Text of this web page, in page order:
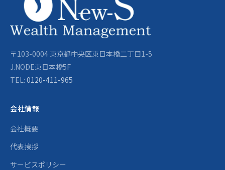
〒103-0004 東京都中央区東日本橋二丁目1-5
J.NODE東日本橋5F
TEL: 0120-411-965
会社情報
会社概要
代表挨拶
サービスポリシー